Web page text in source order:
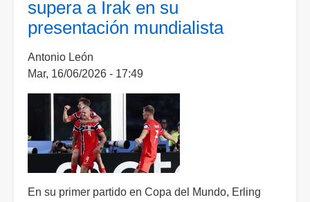
en
un
de
alarido
supera a Irak en su
presentación mundialista
Antonio León
Mar, 16/06/2026 - 17:49
En su primer partido en Copa del Mundo, Erling